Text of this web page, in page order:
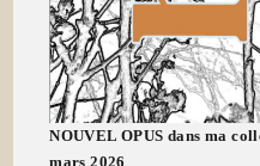
NOUVEL OPUS dans ma
mars 2026